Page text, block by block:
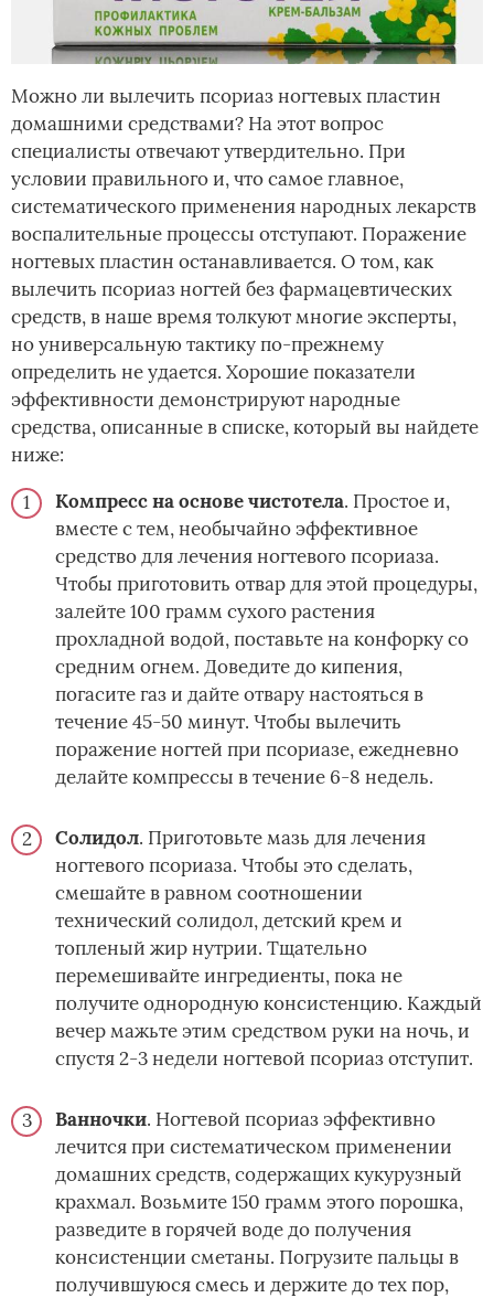
Можно ли вылечить псориаз ногтевых пластин
домашними средствами? На этот вопрос
специалисты отвечают утвердительно. При
условии правильного и, что самое главное,
систематического применения народных лекарств
воспалительные процессы отступают. Поражение
ногтевых пластин останавливается. О том, как
вылечить псориаз ногтей без фармацевтических
средств, в наше время толкуют многие эксперты,
но универсальную тактику по-прежнему
определить не удается. Хорошие показатели
эффективности демонстрируют народные
средства, описанные в списке, который вы найдете
ниже:
Компресс на основе чистотела. Простое и,
вместе с тем, необычайно эффективное
средство для лечения ногтевого псориаза.
Чтобы приготовить отвар для этой процедуры,
залейте 100 грамм сухого растения
прохладной водой, поставьте на конфорку со
средним огнем. Доведите до кипения,
погасите газ и дайте отвару настояться в
течение 45-50 минут. Чтобы вылечить
поражение ногтей при псориазе, ежедневно
делайте компрессы в течение 6-8 недель.
Солидол. Приготовьте мазь для лечения
ногтевого псориаза. Чтобы это сделать,
смешайте в равном соотношении
технический солидол, детский крем и
топленый жир нутрии. Тщательно
перемешивайте ингредиенты, пока не
получите однородную консистенцию. Каждый
вечер мажьте этим средством руки на ночь, и
спустя 2-3 недели ногтевой псориаз отступит.
Ванночки. Ногтевой псориаз эффективно
лечится при систематическом применении
домашних средств, содержащих кукурузный
крахмал. Возьмите 150 грамм этого порошка,
разведите в горячей воде до получения
консистенции сметаны. Погрузите пальцы в
получившуюся смесь и держите до тех пор,